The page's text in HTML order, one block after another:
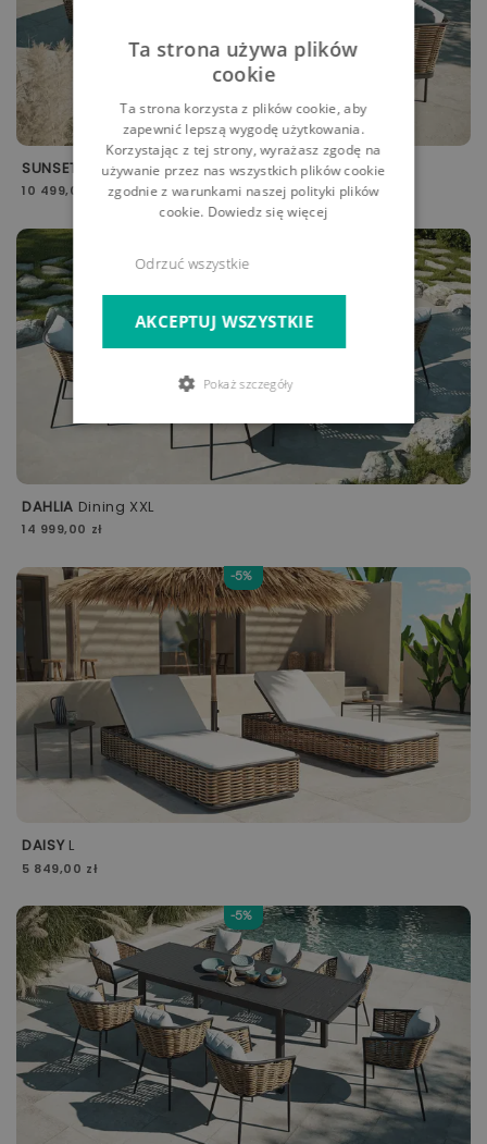
SUNSET
10 499,00 zł
DAHLIA Dining XXL
14 999,00 zł
-5%
DAISYL
5 849,00 zł
-5%
Ta strona używa plików
cookie
Ta strona korzysta z plików cookie, aby
zapewnić lepszą wygodę użytkowania.
Korzystając z tej strony, wyrażasz zgodę na
używanie przez nas wszystkich plików cookie
zgodnie z warunkami naszej polityki plików
cookie. Dowiedz się więcej
AKCEPTUJ WSZYSTKIE
Odrzuć wszystkie
Pokaż szczegóły